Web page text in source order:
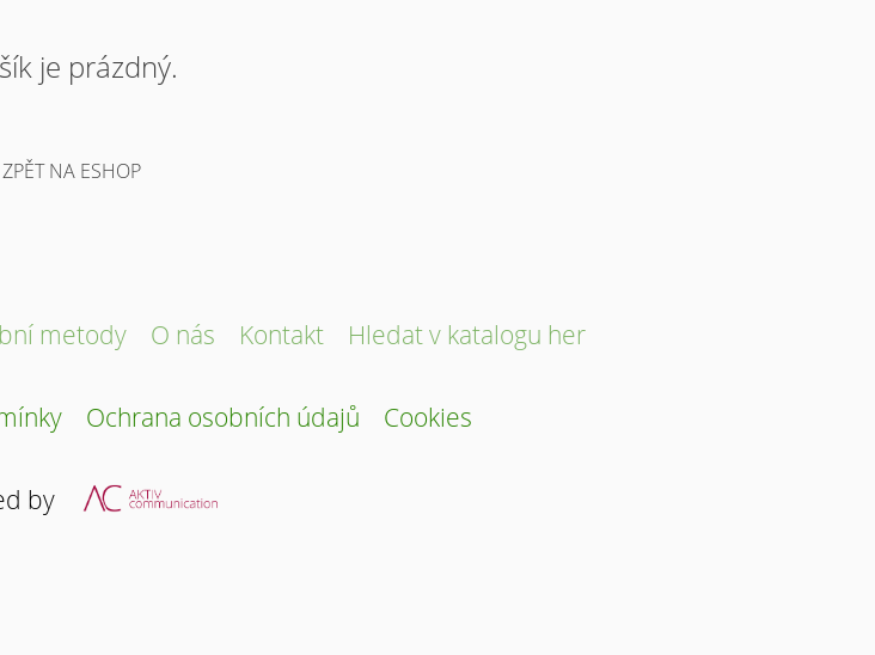
je prázdný.
ZPĚT NA ESHOP
metody O nás Kontakt Hledat v katalogu her
Ochrana osobních údajů Cookies
by